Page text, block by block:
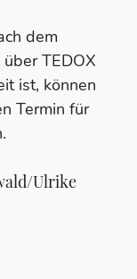
dem
TEDOX
ist, können
Termin für
Ulrike